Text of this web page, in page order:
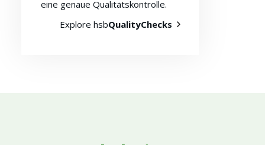
eine genaue Qualitätskontrolle.
Explore hsbQualityChecks